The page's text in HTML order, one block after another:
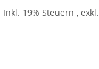
Inkl. 19% Steuern , exkl.